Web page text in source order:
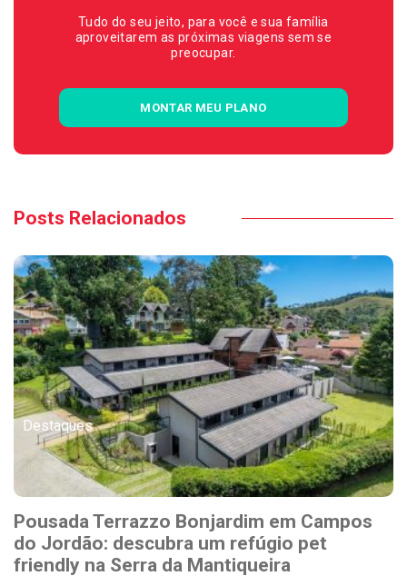
Tudo do seu jeito, para você e sua família
aproveitarem as próximas viagens sem se
preocupar.
MONTAR MEU PLANO
Posts Relacionados
Destaques
Pousada Terrazzo Bonjardim em Campos
do Jordão: descubra um refúgio pet
friendly na Serra da Mantiqueira